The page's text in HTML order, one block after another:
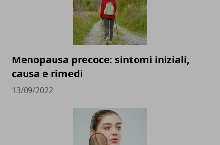
Menopausa precoce: sintomi iniziali,
causa e rimedi
13/09/2022